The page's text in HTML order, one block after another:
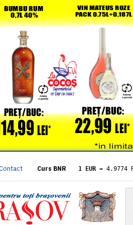
Curs BNR 1 EUR = 4.9774
= 5.8304
1 XAU= 464.4611
1 AED= 1.1933
1 AUD= 2.7957
1 BGN= 2.5449